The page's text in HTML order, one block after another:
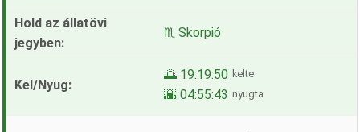
♏ Skorpió
🌅 19:19:50 kelte
🌇 04:55:43 nyugta